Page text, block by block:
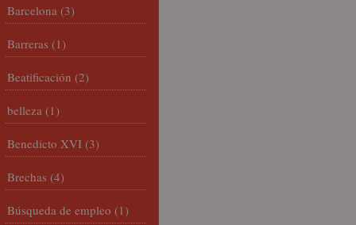
Barcelona (3)
Barreras (1)
Beatificación (2)
belleza (1)
Benedicto XVI (3)
Brechas (4)
Búsqueda de empleo (1)